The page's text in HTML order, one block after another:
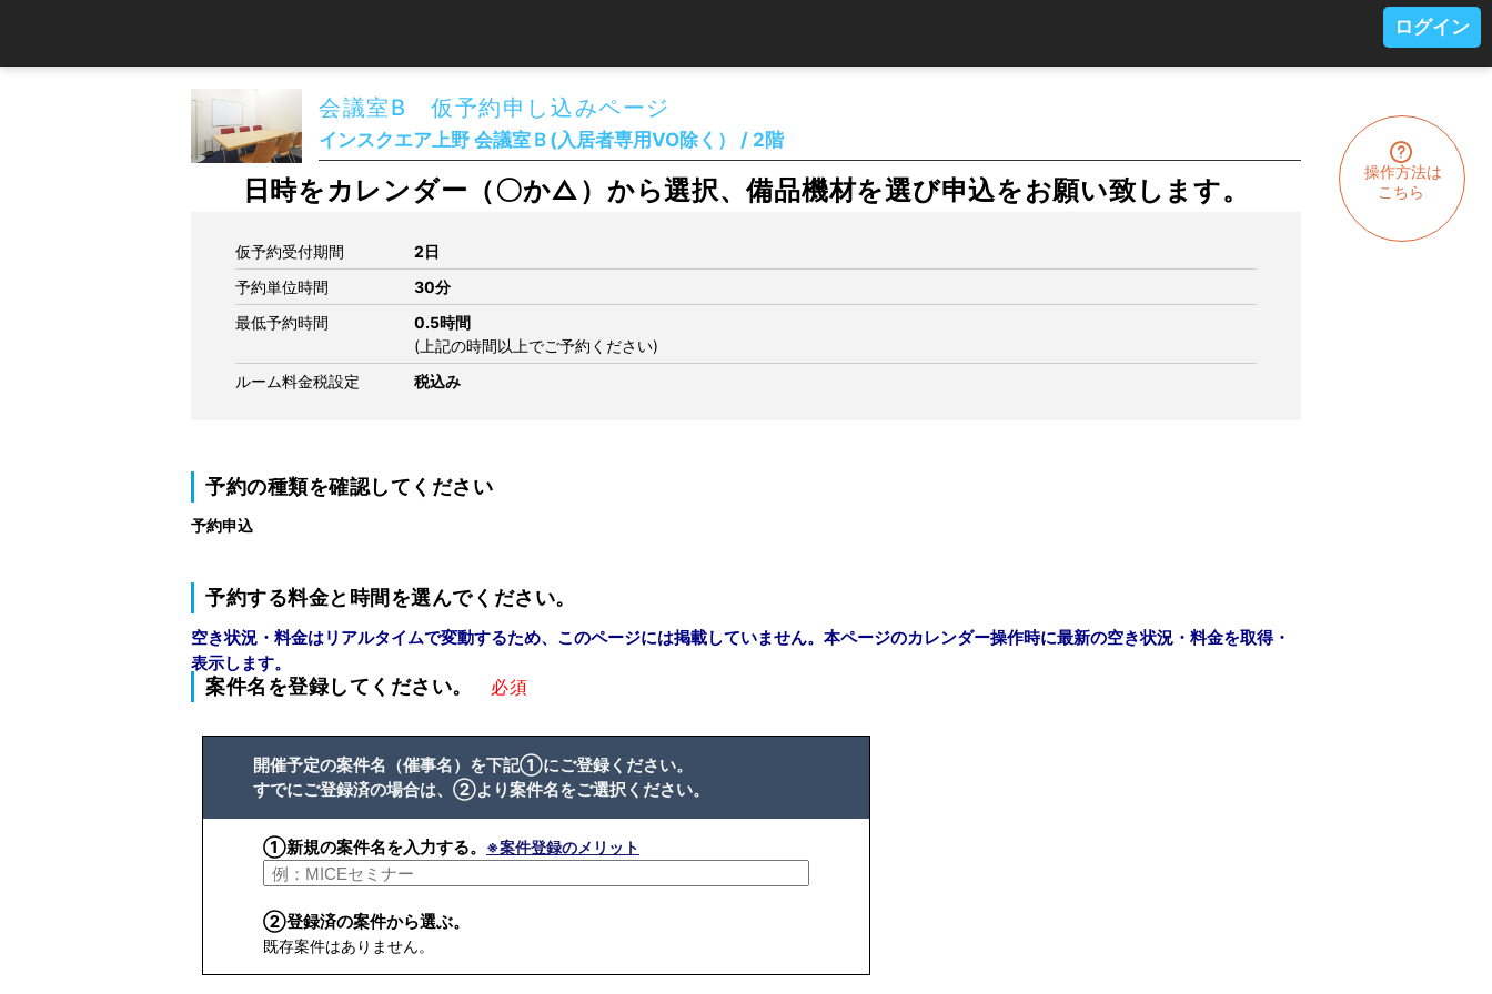
操作方法は
こちら
ログイン
会議室B 仮予約申し込みページ
インスクエア上野 会議室Ｂ(入居者専用VO除く） / 2階
日時をカレンダー（〇か△）から選択、備品機材を選び申込をお願い致します。
仮予約受付期間
2日
予約単位時間
30分
最低予約時間
0.5時間
(上記の時間以上でご予約ください)
ルーム料金税設定
税込み
予約の種類を確認してください
予約申込
予約する料金と時間を選んでください。
空き状況・料金はリアルタイムで変動するため、このページには掲載していません。本ページのカレンダー操作時に最新の空き状況・料金を取得・
表示します。
案件名を登録してください。 必須
開催予定の案件名（催事名）を下記①にご登録ください。
すでにご登録済の場合は、②より案件名をご選択ください。
①新規の案件名を入力する。 ※案件登録のメリット
②登録済の案件から選ぶ。
既存案件はありません。